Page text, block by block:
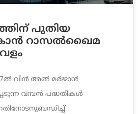
പുതിയ
റാസൽഖൈമ
വിൻ അൽ മർജാൻ
വമ്പൻ പദ്ധതികൾ